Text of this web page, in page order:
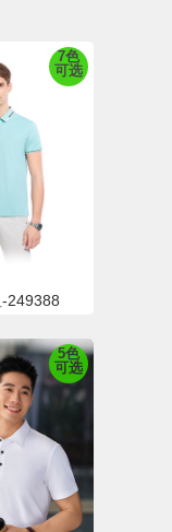
7色
可选
249388
5色
可选